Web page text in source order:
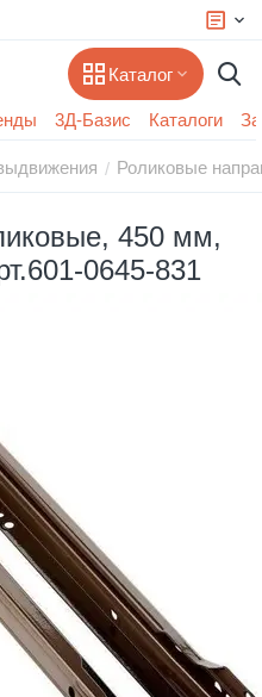
Каталог
3Д-Базис Каталоги
/ Роликовые
450 мм,
0645-831